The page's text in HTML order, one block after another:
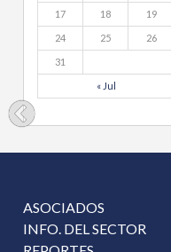
« Jul
17 18 19
24 25 26
31
ASOCIADOS
INFO. DEL SECTOR